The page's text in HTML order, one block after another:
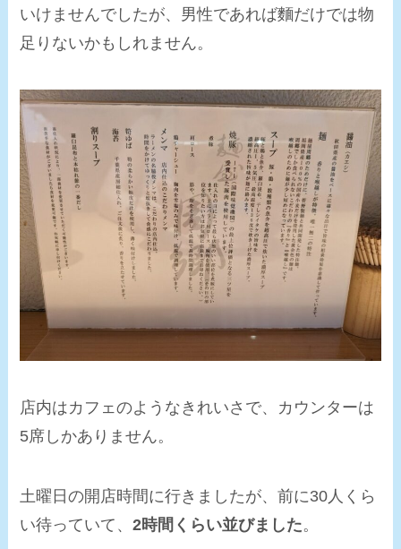
いけませんでしたが、男性であれば麵だけでは物
足りないかもしれません。
店内はカフェのようなきれいさで、カウンターは
5席しかありません。
土曜日の開店時間に行きましたが、前に30人くら
い待っていて、2時間くらい並びました。